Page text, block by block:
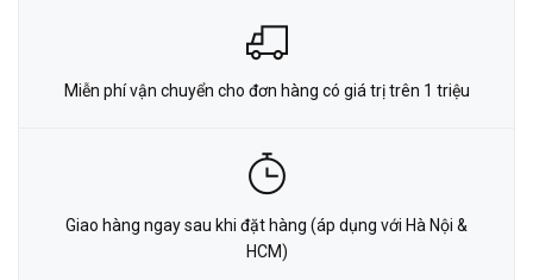
Miễn phí vận chuyển cho đơn hàng có giá trị trên 1 triệu
Giao hàng ngay sau khi đặt hàng (áp dụng với Hà Nội &
HCM)